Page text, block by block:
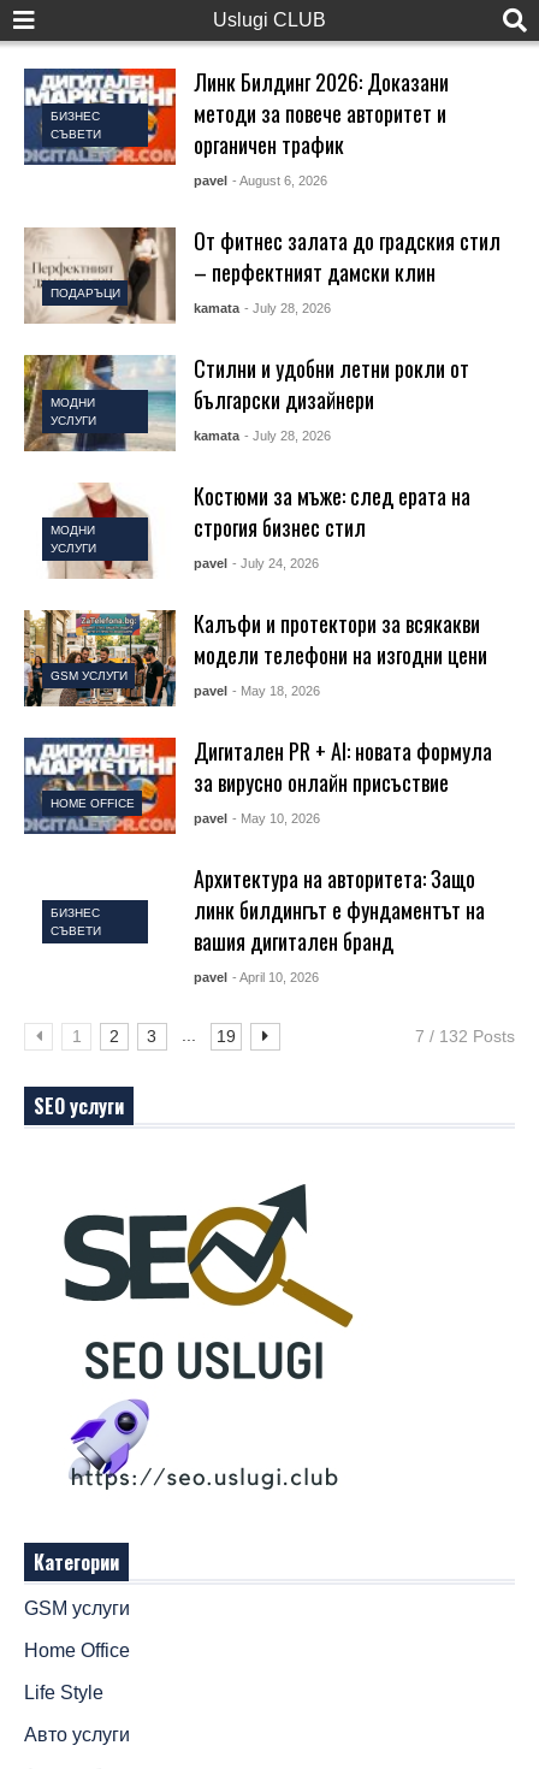
Uslugi CLUB
БИЗНЕС
СЪВЕТИ
Линк Билдинг 2026: Доказани
методи за повече авторитет и
органичен трафик
pavel - August 6, 2026
ПОДАРЪЦИ
От фитнес залата до градския стил
– перфектният дамски клин
kamata - July 28, 2026
МОДНИ
УСЛУГИ
Стилни и удобни летни рокли от
български дизайнери
kamata - July 28, 2026
МОДНИ
УСЛУГИ
Костюми за мъже: след ерата на
строгия бизнес стил
pavel - July 24, 2026
GSM УСЛУГИ
Калъфи и протектори за всякакви
модели телефони на изгодни цени
pavel - May 18, 2026
HOME OFFICE
Дигитален PR + AI: новата формула
за вирусно онлайн присъствие
pavel - May 10, 2026
БИЗНЕС
СЪВЕТИ
Архитектура на авторитета: Защо
линк билдингът е фундаментът на
вашия дигитален бранд
pavel - April 10, 2026
1 2 3 19 7 / 132 Posts
SEO услуги
Категории
GSM услуги
Home Office
Life Style
Авто услуги